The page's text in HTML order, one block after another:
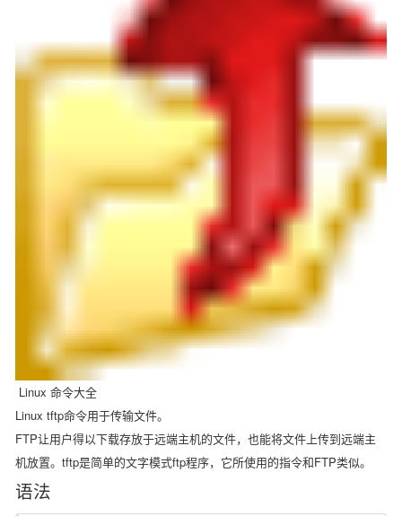
Linux 命令大全
Linux tftp命令用于传输文件。
FTP让用户得以下载存放于远端主机的文件，也能将文件上传到远端主
机放置。tftp是简单的文字模式ftp程序，它所使用的指令和FTP类似。
语法